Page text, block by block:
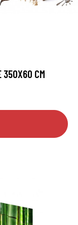
350X60 CM